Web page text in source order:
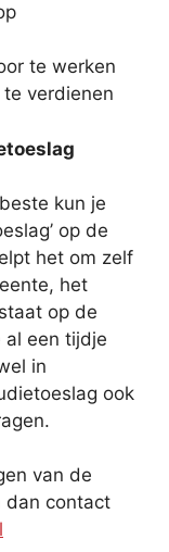
te werken
verdienen
kun je
op de
het om zelf
het
op de
al een tijdje
in
ook
van de
dan contact